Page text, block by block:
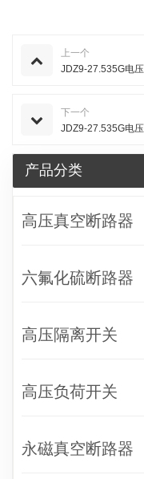
上一个
JDZ9-27.535G电
下一个
JDZ9-27.535G电
产品分类
高压真空断路器
六氟化硫断路器
高压隔离开关
高压负荷开关
永磁真空断路器